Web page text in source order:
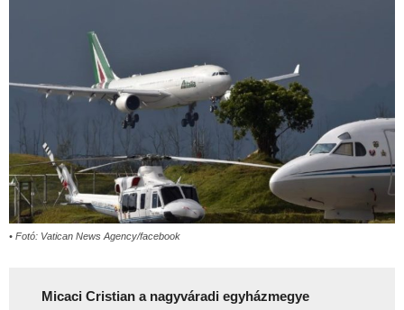
• Fotó: Vatican News Agency/facebook
Micaci Cristian a nagyváradi egyházmegye